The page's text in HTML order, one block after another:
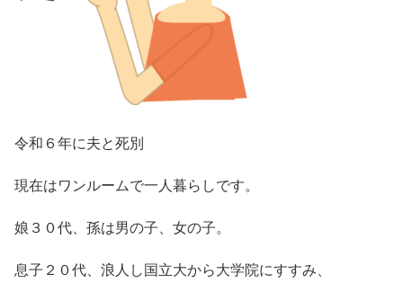
令和６年に夫と死別
現在はワンルームで一人暮らしです。
娘３０代、孫は男の子、女の子。
息子２０代、浪人し国立大から大学院にすすみ、